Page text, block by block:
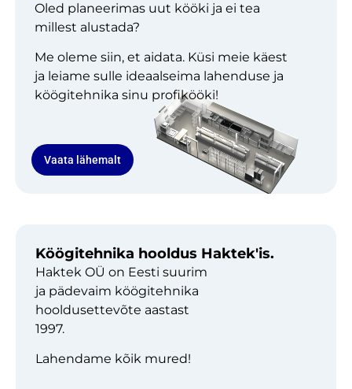
Oled planeerimas uut kööki ja ei tea
millest alustada?
Me oleme siin, et aidata. Küsi meie käest
ja leiame sulle ideaalseima lahenduse ja
köögitehnika sinu profikööki!
Vaata lähemalt
Köögitehnika hooldus Haktek'is.
Haktek OÜ on Eesti suurim
ja pädevaim köögitehnika
hooldusettevõte aastast
1997.
Lahendame kõik mured!